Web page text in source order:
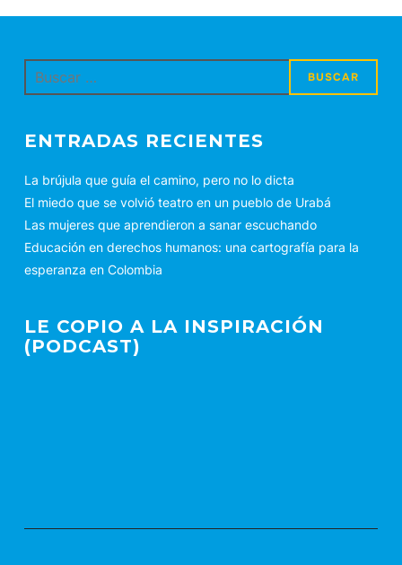
Buscar:
ENTRADAS RECIENTES
La brújula que guía el camino, pero no lo dicta
El miedo que se volvió teatro en un pueblo de Urabá
Las mujeres que aprendieron a sanar escuchando
Educación en derechos humanos: una cartografía para la
esperanza en Colombia
LE COPIO A LA INSPIRACIÓN
(PODCAST)